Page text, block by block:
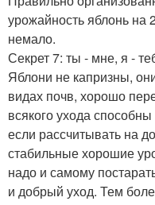
урожайность яблонь на
немало.
Секрет 7: ты - мне, я -
Яблони не капризны,
видах почв, хорошо
всякого ухода
если рассчитывать на
стабильные хорошие
надо и самому
и добрый уход. Тем